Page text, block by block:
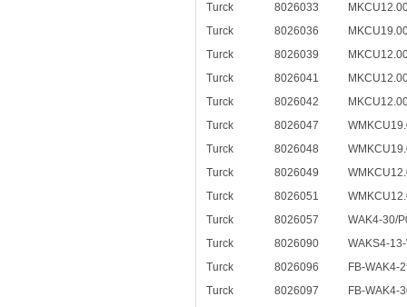
Turck
8026033
Turck
8026036
Turck
8026039
Turck
8026041
Turck
8026042
Turck
8026047
Turck
8026048
Turck
8026049
Turck
8026051
Turck
8026057
WAK4-30/
Turck
8026090
WAKS4-
Turck
8026096
FB-WAK4-
Turck
8026097
FB-WAK4-